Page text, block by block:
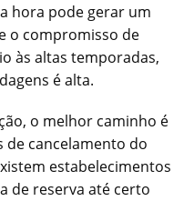
hora pode gerar um
o compromisso de
às altas temporadas,
é alta.
o melhor caminho é
cancelamento do
estabelecimentos
de reserva até certo